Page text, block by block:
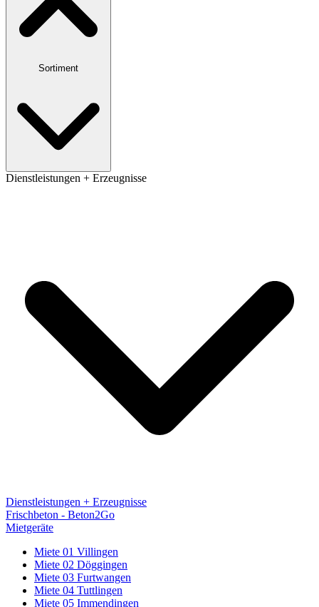
Sortiment
Dienstleistungen + Erzeugnisse
Dienstleistungen + Erzeugnisse
Frischbeton - Beton2Go
Mietgeräte
Miete 01 Villingen
Miete 02 Döggingen
Miete 03 Furtwangen
Miete 04 Tuttlingen
Miete 05 Immendingen